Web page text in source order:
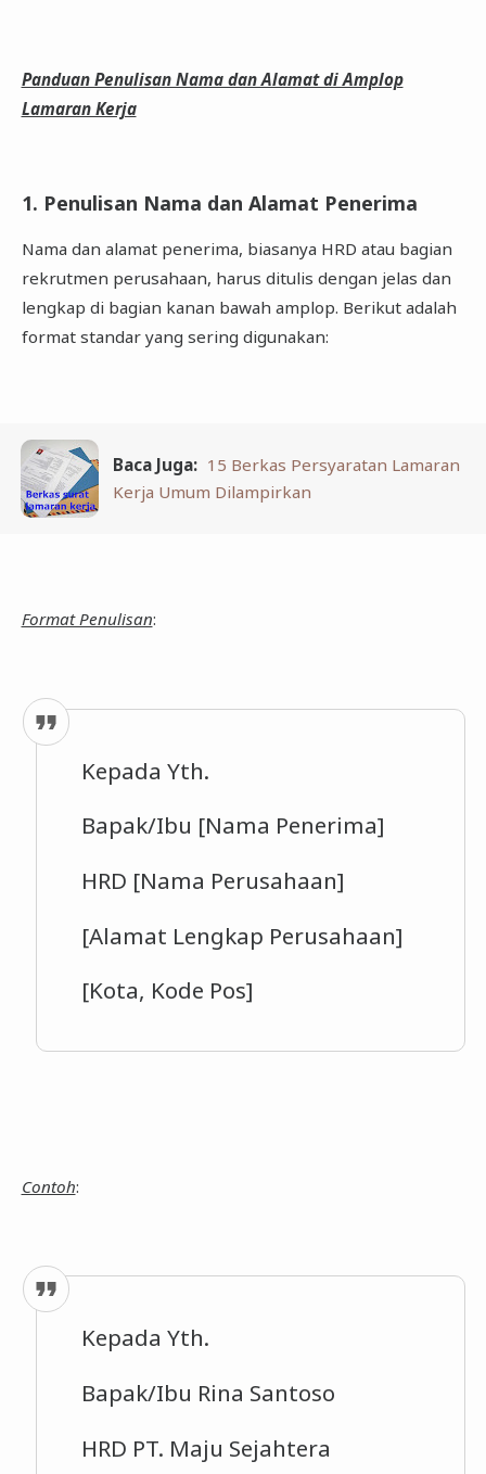
Panduan Penulisan Nama dan Alamat di Amplop
Lamaran Kerja
1. Penulisan Nama dan Alamat Penerima
Nama dan alamat penerima, biasanya HRD atau bagian
rekrutmen perusahaan, harus ditulis dengan jelas dan
lengkap di bagian kanan bawah amplop. Berikut adalah
format standar yang sering digunakan:
Baca Juga: 15 Berkas Persyaratan Lamaran
Kerja Umum Dilampirkan
Format Penulisan:
Kepada Yth.
Bapak/Ibu [Nama Penerima]
HRD [Nama Perusahaan]
[Alamat Lengkap Perusahaan]
[Kota, Kode Pos]
Contoh:
Kepada Yth.
Bapak/Ibu Rina Santoso
HRD PT. Maju Sejahtera